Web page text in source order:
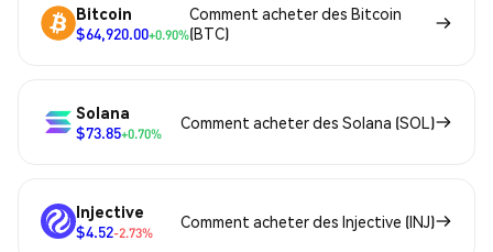
Bitcoin
$64,920.00+0.90%
Comment acheter des Bitcoin
(BTC)
Solana
$73.85+0.70%
Comment acheter des Solana (SOL)
Injective
$4.52-2.73%
Comment acheter des Injective (INJ)